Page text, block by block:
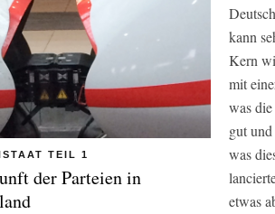
TEIL 1
der Parteien in
kann
Kern
mit
was
gut
was
etwas